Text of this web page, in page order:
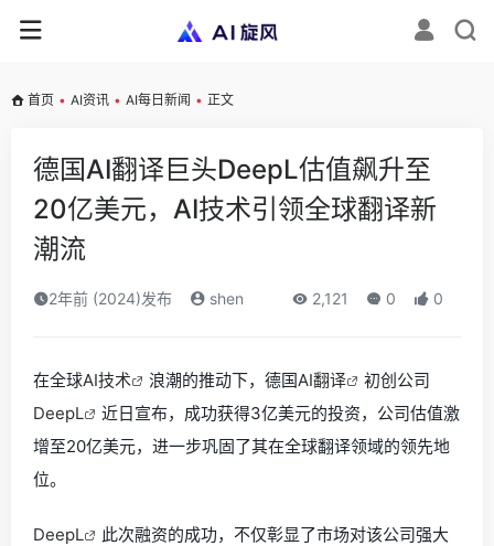
首页 • AI资讯 • AI每日新闻 • 正文
德国AI翻译巨头DeepL估值飙升至
20亿美元，AI技术引领全球翻译新
潮流
2年前 (2024)发布 shen 2,121 0 0
在全球AI技术 浪潮的推动下，德国AI翻译
初创公司
DeepL
近日宣布，成功获得3亿美元的投资，公司估值激
增至20亿美元，进一步巩固了其在全球翻译领域的领先地
位。
DeepL
此次融资的成功，不仅彰显了市场对该公司强大